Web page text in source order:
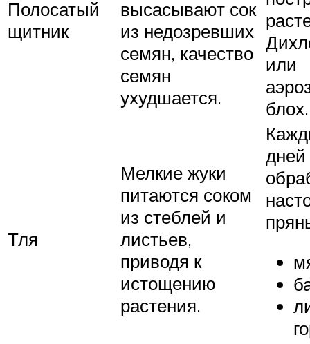
Полосатый
щитник
высасывают сок
из недозревших
семян, качество
семян
ухудшается.
или
блох.
Тля
Мелкие жуки
питаются соком
из стеблей и
листьев,
приводя к
истощению
растения.
дней